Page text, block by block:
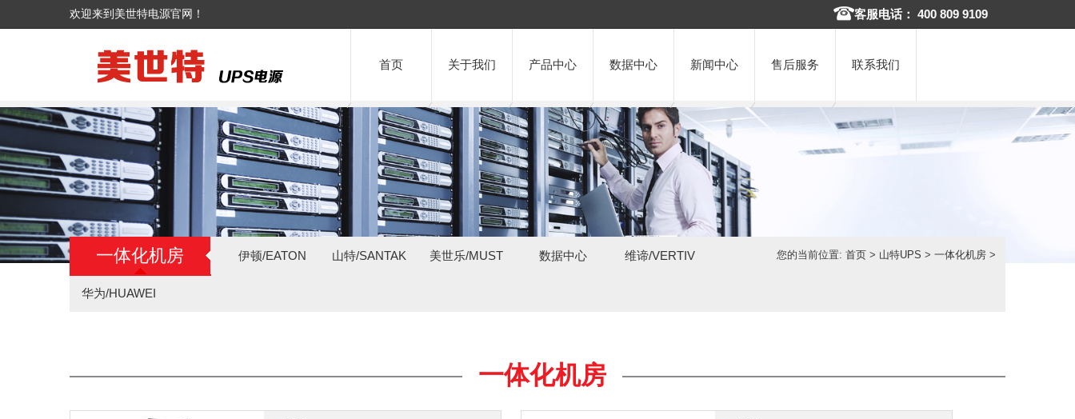
欢迎来到美世特电源官网！ 客服电话： 400 809 9109
首页 关于我们 产品中心 数据中心 新闻中心 售后服务 联系我们
一体化机房 伊顿/EATON 山特/SANTAK 美世乐/MUST 数据中心 维谛/VERTIV
华为/HUAWEI
您的当前位置:首页 > 山特UPS >一体化机房 >
一体化机房